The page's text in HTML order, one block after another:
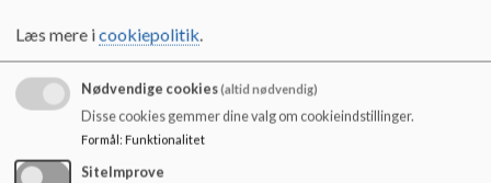
Telefonnumre:
Tlf SFO 1:
Tlf SFO 2:21 38 99 73
Lukkedage:
Læs mere icookiepolitik.
Nødvendige cookies(altid nødvendig)
Disse cookies gemmer dine valg om cookieindstillinger.
Formål: Funktionalitet
SiteImprove